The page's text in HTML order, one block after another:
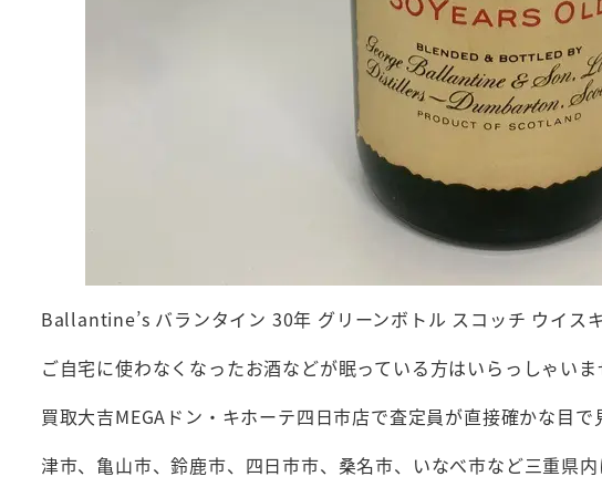
Ballantine’s バランタイン 30年 グリーンボトル スコッチ ウイス
ご自宅に使わなくなったお酒などが眠っている方はいらっしゃいま
買取大吉MEGAドン・キホーテ四日市店で査定員が直接確かな目で
津市、亀山市、鈴鹿市、四日市市、桑名市、いなべ市など三重県内